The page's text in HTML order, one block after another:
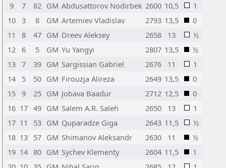
9
7 82 GM Abdusattorov Nodirbek 2600 10,5
1
10
3 8 GM Artemiev Vladislav 2793 13,5
0
11
8 47 GM Dreev Aleksey 2658 13
½
12
6 5 GM Yu Yangyi 2807 13,5
½
13
7 39 GM Sargissian Gabriel 2676 11
1
14
5 50 GM Firouzja Alireza 2649 13,5
0
15
9 25 GM Jobava Baadur 2712 12,5
0
16 17 49 GM Salem A.R. Saleh 2650 13
1
17 11 53 GM Quparadze Giga 2643 11,5
½
18 13 57 GM Shimanov Aleksandr 2630 11
½
19 14 80 GM Sychev Klementy 2604 11,5
1